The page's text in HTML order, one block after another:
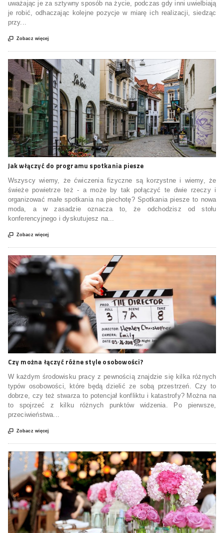
uważając je za sztywny sposób na życie, podczas gdy inni uwielbiają
je robić, odhaczając kolejne pozycje w miarę ich realizacji, siedząc
przy...
 Zobacz więcej
Jak włączyć do programu spotkania piesze
Wszyscy wiemy, że ćwiczenia fizyczne są korzystne i wiemy, że
świeże powietrze też - a może by tak połączyć te dwie rzeczy i
organizować małe spotkania na piechotę? Spotkania piesze to nowa
moda, a w zasadzie oznacza to, że odchodzisz od stołu
konferencyjnego i dyskutujesz na...
 Zobacz więcej
Czy można łączyć różne style osobowości?
W każdym środowisku pracy z pewnością znajdzie się kilka różnych
typów osobowości, które będą dzielić ze sobą przestrzeń. Czy to
dobrze, czy też stwarza to potencjał konfliktu i katastrofy? Można na
to spojrzeć z kilku różnych punktów widzenia. Po pierwsze,
przeciwieństwa...
 Zobacz więcej